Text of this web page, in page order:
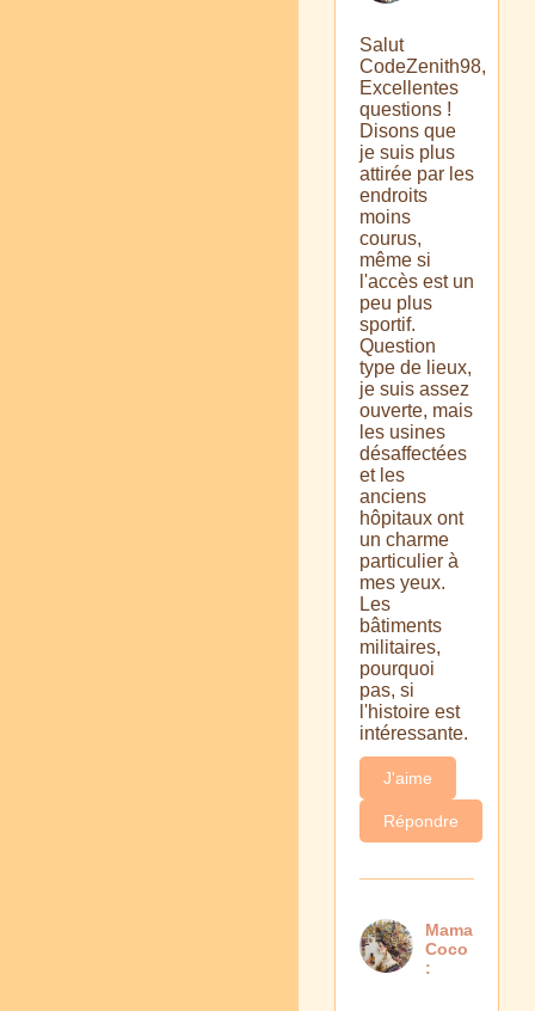
Salut
CodeZenith98,
Excellentes
questions !
Disons que
je suis plus
attirée par les
endroits
moins
courus,
même si
l'accès est un
peu plus
sportif.
Question
type de lieux,
je suis assez
ouverte, mais
les usines
désaffectées
et les
anciens
hôpitaux ont
un charme
particulier à
mes yeux.
Les
bâtiments
militaires,
pourquoi
pas, si
l'histoire est
intéressante.
J'aime
Répondre
Mama
Coco
: